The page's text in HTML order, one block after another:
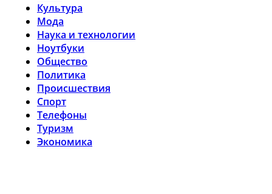
Культура
Мода
Наука и технологии
Ноутбуки
Общество
Политика
Происшествия
Спорт
Телефоны
Туризм
Экономика